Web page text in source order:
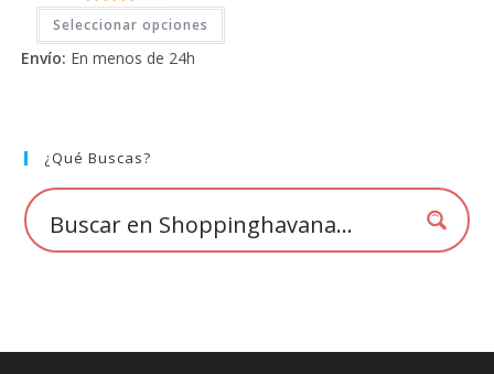
2.71
de 5
Seleccionar opciones
Este
tiene
la
de
producto
Envío: En menos de 24h
¿Qué Buscas?